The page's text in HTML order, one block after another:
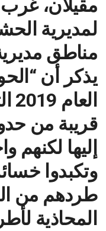
مقيلان، غرب
لمديرية
مناطق
يذكر أن
قريبة من
إليها
وتكبدوا
طردهم من
المحاذية